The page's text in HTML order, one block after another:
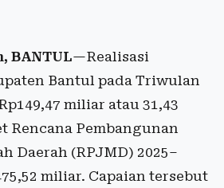
BANTUL—Realisasi
Bantul pada Triwulan
miliar atau 31,43
Rencana Pembangunan
Daerah (RPJMD) 2025–
miliar. Capaian tersebut